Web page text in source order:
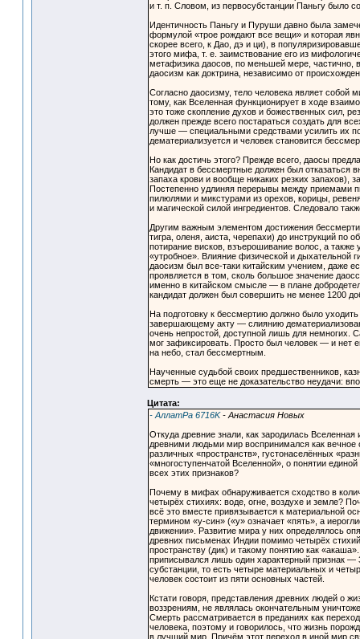
и т. п. Словом, из первосубстанции Паньгу было
Идентичность Паньгу и Пуруши давно была
формулой «трое рождают все вещи» и которая
скорее всего, к Дао, дэ и ци), в
этого мифа, т. е. заимствование его из
метафизика даосов, по меньшей мере, частично,
даосизм как доктрина, независимо от
Согласно даосизму, тело человека являет собой
тому, как Вселенная функционирует в ходе
это тоже скопление духов и божественных сил,
должен прежде всего постараться создать для
лучше — специальными средствами усилить их
дематериализуется и человек становится
Но как достичь этого? Прежде всего, даосы
Кандидат в бессмертные должен был отказаться
запаха крови и вообще никаких резких запахов),
Постепенно удлиняя перерывы между приемами
пилюлями и микстурами из орехов, корицы,
и магической силой ингредиентов. Следовало
Другим важным элементом достижения
тигра, оленя, аиста, черепахи) до инструкций по
потирание висков, взъерошивание волос, а
«утробное». Влияние физической и дыхательной
даосизм был все-таки китайским учением, даже
проявляется в том, сколь большое значение
именно в китайском смысле — в плане
кандидат должен был совершить не менее 1200
На подготовку к бессмертию должно было
завершающему акту — слиянию
очень непростой, доступной лишь для немногих.
мог зафиксировать. Просто был человек — и нет
на небо, стал бессмертным.
Наученные судьбой своих предшественников,
смерть — это еще не доказательство неудачи:
Цитата:
- АллатРа 6716K- Анастасия Новых
Откуда древние знали, как зародилась
древними людьми мир воспринимался как
различных «пространств», густонаселённых
«многоступенчатой Вселенной», о понятии
всех этих признаков?
Почему в мифах обнаруживается сходство в
четырёх стихиях: воде, огне, воздухе и земле?
всё это вместе привязывается к материальной
термином «у-син» («у» означает «пять», а
движении». Развитие мира у них определялось
древних письменах Индии помимо четырёх
пространству (дик) и такому понятию как
приписывался лишь один характерный признак —
субстанции, то есть четыре материальных и
человек состоит из пяти основных частей.
Кстати говоря, представления древних людей о
воззрениям, не являлась окончательным
Смерть рассматривается в преданиях как
человека, поэтому и говорилось, что жизнь
в лучший мир. Причём этот переход в иной мир